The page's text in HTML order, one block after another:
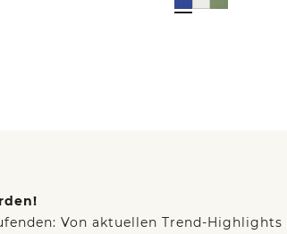
Von aktuellen Trend-Highlights